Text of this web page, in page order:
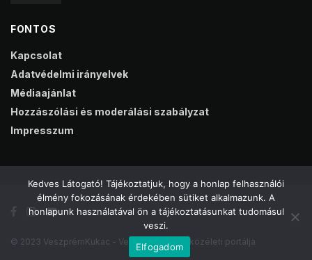
FONTOS
Kapcsolat
Adatvédelmi irányelvek
Médiaajánlat
Hozzászólási és moderálási szabályzat
Impresszum
© 2023 VeszprémKukac - Veszprém online közéleti portálja
Kedves Látogató! Tájékoztatjuk, hogy a honlap felhasználói
élmény fokozásának érdekében sütiket alkalmazunk. A
honlapunk használatával ön a tájékoztatásunkat tudomásul
veszi.
Elfogadom